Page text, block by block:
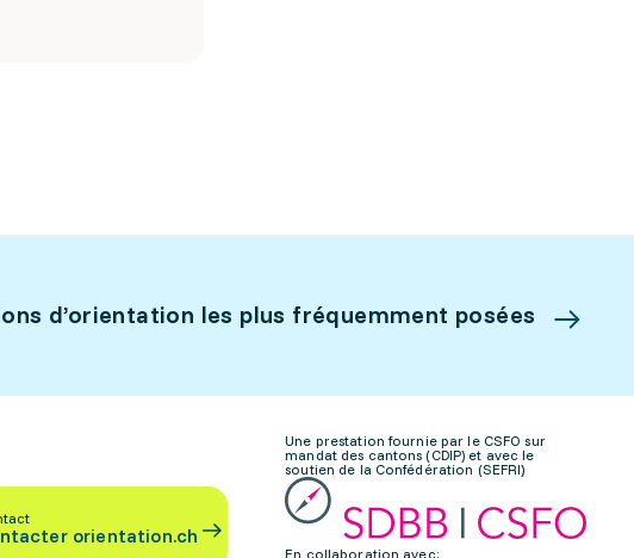
d’orientation les plus fréquemment posées
orientation.ch
Une prestation fournie par le CSFO sur
mandat des cantons (CDIP) et avec le
soutien de la Confédération (SEFRI)
En collaboration avec: